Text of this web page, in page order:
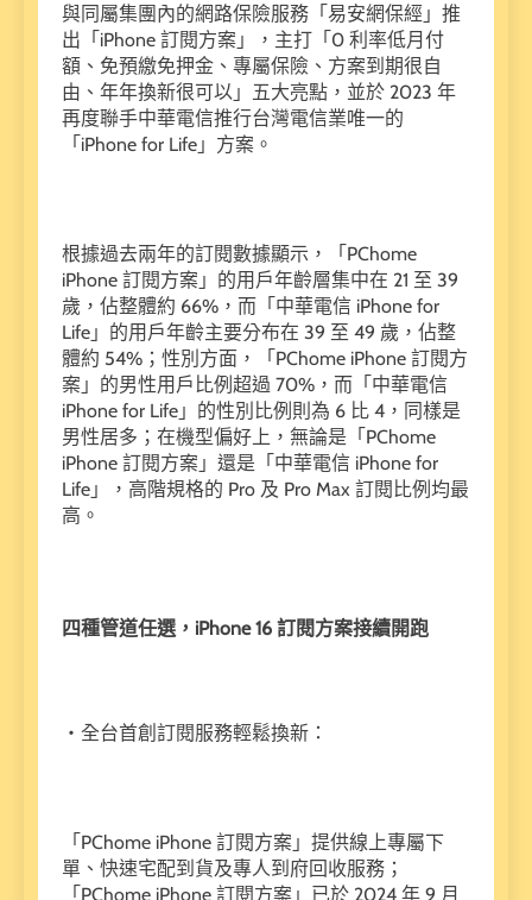
與同屬集團內的網路保險服務「易安網保經」推
出「iPhone 訂閱方案」，主打「0 利率低月付
額、免預繳免押金、專屬保險、方案到期很自
由、年年換新很可以」五大亮點，並於 2023 年
再度聯手中華電信推行台灣電信業唯一的
「iPhone for Life」方案。
根據過去兩年的訂閱數據顯示，「PChome
iPhone 訂閱方案」的用戶年齡層集中在 21 至 39
歲，佔整體約 66%，而「中華電信 iPhone for
Life」的用戶年齡主要分布在 39 至 49 歲，佔整
體約 54%；性別方面，「PChome iPhone 訂閱方
案」的男性用戶比例超過 70%，而「中華電信
iPhone for Life」的性別比例則為 6 比 4，同樣是
男性居多；在機型偏好上，無論是「PChome
iPhone 訂閱方案」還是「中華電信 iPhone for
Life」，高階規格的 Pro 及 Pro Max 訂閱比例均最
高。
四種管道任選，iPhone 16 訂閱方案接續開跑
・全台首創訂閱服務輕鬆換新：
「PChome iPhone 訂閱方案」提供線上專屬下
單、快速宅配到貨及專人到府回收服務；
「PChome iPhone 訂閱方案」已於 2024 年 9 月